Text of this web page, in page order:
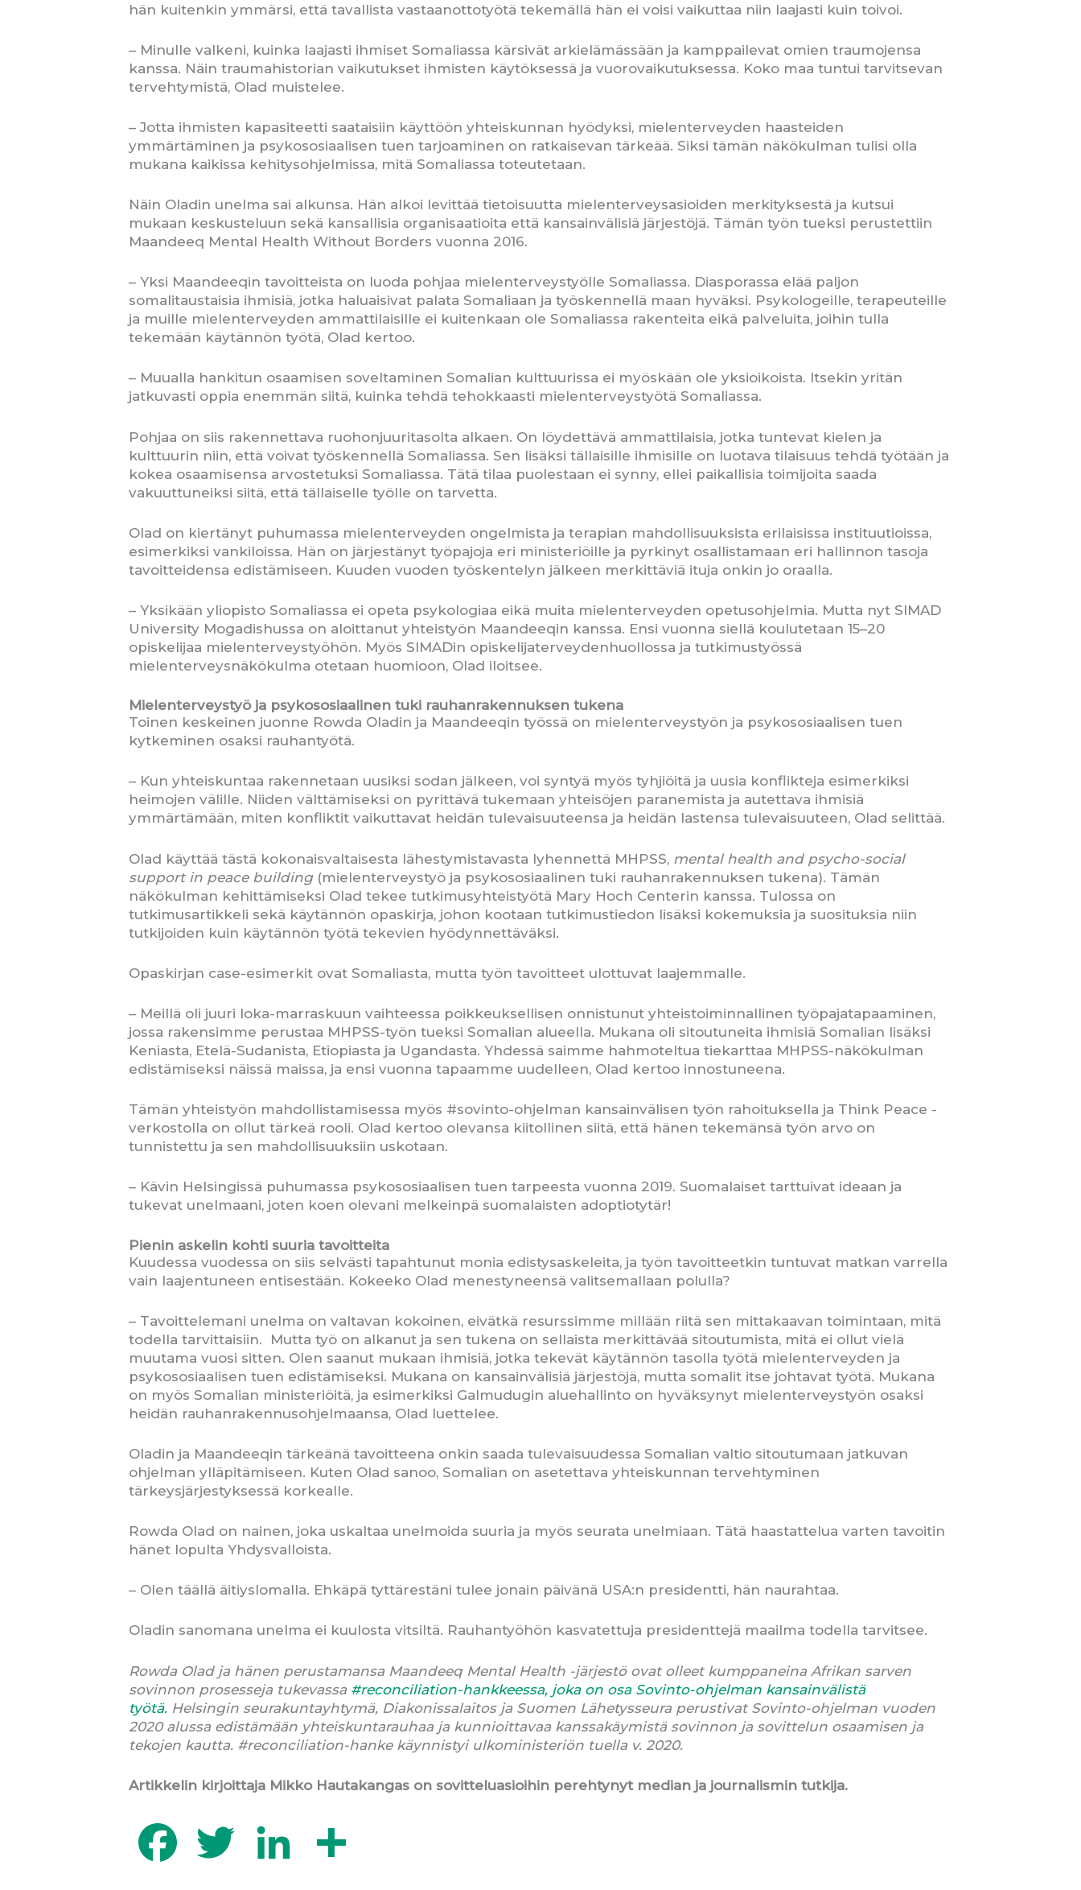
hän kuitenkin ymmärsi, että tavallista vastaanottotyötä tekemällä hän ei voisi vaikuttaa niin laajasti kuin toivoi.
– Minulle valkeni, kuinka laajasti ihmiset Somaliassa kärsivät arkielämässään ja kamppailevat omien traumojensa
kanssa. Näin traumahistorian vaikutukset ihmisten käytöksessä ja vuorovaikutuksessa. Koko maa tuntui tarvitsevan
tervehtymistä, Olad muistelee.
– Jotta ihmisten kapasiteetti saataisiin käyttöön yhteiskunnan hyödyksi, mielenterveyden haasteiden
ymmärtäminen ja psykososiaalisen tuen tarjoaminen on ratkaisevan tärkeää. Siksi tämän näkökulman tulisi olla
mukana kaikissa kehitysohjelmissa, mitä Somaliassa toteutetaan.
Näin Oladin unelma sai alkunsa. Hän alkoi levittää tietoisuutta mielenterveysasioiden merkityksestä ja kutsui
mukaan keskusteluun sekä kansallisia organisaatioita että kansainvälisiä järjestöjä. Tämän työn tueksi perustettiin
Maandeeq Mental Health Without Borders vuonna 2016.
– Yksi Maandeeqin tavoitteista on luoda pohjaa mielenterveystyölle Somaliassa. Diasporassa elää paljon
somalitaustaisia ihmisiä, jotka haluaisivat palata Somaliaan ja työskennellä maan hyväksi. Psykologeille, terapeuteille
ja muille mielenterveyden ammattilaisille ei kuitenkaan ole Somaliassa rakenteita eikä palveluita, joihin tulla
tekemään käytännön työtä, Olad kertoo.
– Muualla hankitun osaamisen soveltaminen Somalian kulttuurissa ei myöskään ole yksioikoista. Itsekin yritän
jatkuvasti oppia enemmän siitä, kuinka tehdä tehokkaasti mielenterveystyötä Somaliassa.
Pohjaa on siis rakennettava ruohonjuuritasolta alkaen. On löydettävä ammattilaisia, jotka tuntevat kielen ja
kulttuurin niin, että voivat työskennellä Somaliassa. Sen lisäksi tällaisille ihmisille on luotava tilaisuus tehdä työtään ja
kokea osaamisensa arvostetuksi Somaliassa. Tätä tilaa puolestaan ei synny, ellei paikallisia toimijoita saada
vakuuttuneiksi siitä, että tällaiselle työlle on tarvetta.
Olad on kiertänyt puhumassa mielenterveyden ongelmista ja terapian mahdollisuuksista erilaisissa instituutioissa,
esimerkiksi vankiloissa. Hän on järjestänyt työpajoja eri ministeriöille ja pyrkinyt osallistamaan eri hallinnon tasoja
tavoitteidensa edistämiseen. Kuuden vuoden työskentelyn jälkeen merkittäviä ituja onkin jo oraalla.
– Yksikään yliopisto Somaliassa ei opeta psykologiaa eikä muita mielenterveyden opetusohjelmia. Mutta nyt SIMAD
University Mogadishussa on aloittanut yhteistyön Maandeeqin kanssa. Ensi vuonna siellä koulutetaan 15–20
opiskelijaa mielenterveystyöhön. Myös SIMADin opiskelijaterveydenhuollossa ja tutkimustyössä
mielenterveysnäkökulma otetaan huomioon, Olad iloitsee.
Mielenterveystyö ja psykososiaalinen tuki rauhanrakennuksen tukena
Toinen keskeinen juonne Rowda Oladin ja Maandeeqin työssä on mielenterveystyön ja psykososiaalisen tuen
kytkeminen osaksi rauhantyötä.
– Kun yhteiskuntaa rakennetaan uusiksi sodan jälkeen, voi syntyä myös tyhjiöitä ja uusia konflikteja esimerkiksi
heimojen välille. Niiden välttämiseksi on pyrittävä tukemaan yhteisöjen paranemista ja autettava ihmisiä
ymmärtämään, miten konfliktit vaikuttavat heidän tulevaisuuteensa ja heidän lastensa tulevaisuuteen, Olad selittää.
Olad käyttää tästä kokonaisvaltaisesta lähestymistavasta lyhennettä MHPSS, mental health and psycho-social
support in peace building (mielenterveystyö ja psykososiaalinen tuki rauhanrakennuksen tukena). Tämän
näkökulman kehittämiseksi Olad tekee tutkimusyhteistyötä Mary Hoch Centerin kanssa. Tulossa on
tutkimusartikkeli sekä käytännön opaskirja, johon kootaan tutkimustiedon lisäksi kokemuksia ja suosituksia niin
tutkijoiden kuin käytännön työtä tekevien hyödynnettäväksi.
Opaskirjan case-esimerkit ovat Somaliasta, mutta työn tavoitteet ulottuvat laajemmalle.
– Meillä oli juuri loka-marraskuun vaihteessa poikkeuksellisen onnistunut yhteistoiminnallinen työpajatapaaminen,
jossa rakensimme perustaa MHPSS-työn tueksi Somalian alueella. Mukana oli sitoutuneita ihmisiä Somalian lisäksi
Keniasta, Etelä-Sudanista, Etiopiasta ja Ugandasta. Yhdessä saimme hahmoteltua tiekarttaa MHPSS-näkökulman
edistämiseksi näissä maissa, ja ensi vuonna tapaamme uudelleen, Olad kertoo innostuneena.
Tämän yhteistyön mahdollistamisessa myös #sovinto-ohjelman kansainvälisen työn rahoituksella ja Think Peace -
verkostolla on ollut tärkeä rooli. Olad kertoo olevansa kiitollinen siitä, että hänen tekemänsä työn arvo on
tunnistettu ja sen mahdollisuuksiin uskotaan.
– Kävin Helsingissä puhumassa psykososiaalisen tuen tarpeesta vuonna 2019. Suomalaiset tarttuivat ideaan ja
tukevat unelmaani, joten koen olevani melkeinpä suomalaisten adoptiotytär!
Pienin askelin kohti suuria tavoitteita
Kuudessa vuodessa on siis selvästi tapahtunut monia edistysaskeleita, ja työn tavoitteetkin tuntuvat matkan varrella
vain laajentuneen entisestään. Kokeeko Olad menestyneensä valitsemallaan polulla?
– Tavoittelemani unelma on valtavan kokoinen, eivätkä resurssimme millään riitä sen mittakaavan toimintaan, mitä
todella tarvittaisiin. Mutta työ on alkanut ja sen tukena on sellaista merkittävää sitoutumista, mitä ei ollut vielä
muutama vuosi sitten. Olen saanut mukaan ihmisiä, jotka tekevät käytännön tasolla työtä mielenterveyden ja
psykososiaalisen tuen edistämiseksi. Mukana on kansainvälisiä järjestöjä, mutta somalit itse johtavat työtä. Mukana
on myös Somalian ministeriöitä, ja esimerkiksi Galmudugin aluehallinto on hyväksynyt mielenterveystyön osaksi
heidän rauhanrakennusohjelmaansa, Olad luettelee.
Oladin ja Maandeeqin tärkeänä tavoitteena onkin saada tulevaisuudessa Somalian valtio sitoutumaan jatkuvan
ohjelman ylläpitämiseen. Kuten Olad sanoo, Somalian on asetettava yhteiskunnan tervehtyminen
tärkeysjärjestyksessä korkealle.
Rowda Olad on nainen, joka uskaltaa unelmoida suuria ja myös seurata unelmiaan. Tätä haastattelua varten tavoitin
hänet lopulta Yhdysvalloista.
– Olen täällä äitiyslomalla. Ehkäpä tyttärestäni tulee jonain päivänä USA:n presidentti, hän naurahtaa.
Oladin sanomana unelma ei kuulosta vitsiltä. Rauhantyöhön kasvatettuja presidenttejä maailma todella tarvitsee.
Rowda Olad ja hänen perustamansa Maandeeq Mental Health -järjestö ovat olleet kumppaneina Afrikan sarven
sovinnon prosesseja tukevassa #reconciliation-hankkeessa, joka on osa Sovinto-ohjelman kansainvälistä
työtä. Helsingin seurakuntayhtymä, Diakonissalaitos ja Suomen Lähetysseura perustivat Sovinto-ohjelman vuoden
2020 alussa edistämään yhteiskuntarauhaa ja kunnioittavaa kanssakäymistä sovinnon ja sovittelun osaamisen ja
tekojen kautta. #reconciliation-hanke käynnistyi ulkoministeriön tuella v. 2020.
Artikkelin kirjoittaja Mikko Hautakangas on sovitteluasioihin perehtynyt median ja journalismin tutkija.